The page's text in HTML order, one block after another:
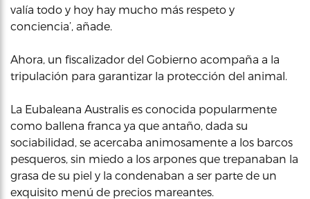
valía todo y hoy hay mucho más respeto y
conciencia’, añade.
Ahora, un fiscalizador del Gobierno acompaña a la
tripulación para garantizar la protección del animal.
La Eubaleana Australis es conocida popularmente
como ballena franca ya que antaño, dada su
sociabilidad, se acercaba animosamente a los barcos
pesqueros, sin miedo a los arpones que trepanaban la
grasa de su piel y la condenaban a ser parte de un
exquisito menú de precios mareantes.